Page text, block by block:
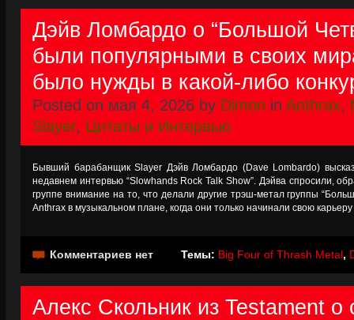
Дэйв Ломбардо о “Большой
были популярными в своих
было нужды в какой-либо
Posted on мая 4, 2026 by Dimon in Anthrax,
Slayer, Цитаты и Интервью
Бывший барабанщик Slayer Дэйв Ломбардо (Dave Lombardo)
недавнем интервью “Slowhands Rock Talk Show”. Дэйва спросили,
группе внимание на то, что делали другие трэш-метал группы
Anthrax в музыкальном плане, когда они только начинали свою карьеру
Комментариев нет Темы: Big Four of Thrash Metal,
Алекс Скольник из Testament о